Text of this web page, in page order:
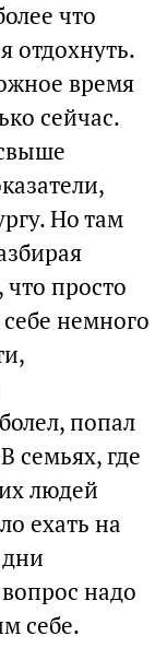
что
отдохнуть.
время
сейчас.
Но там
просто
немного
попал
семьях, где
людей
ехать на
надо
себе.